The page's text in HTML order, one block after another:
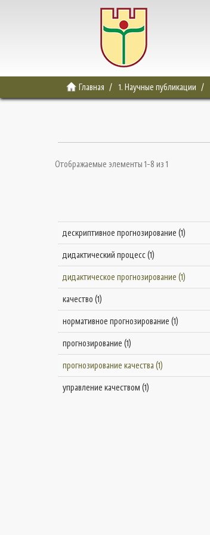
Главная 1. Научные публикации
Отображаемые элементы 1-8 из 1
дескриптивное прогнозирование (1)
дидактический процесс (1)
дидактическое прогнозирование (1)
качество (1)
нормативное прогнозирование (1)
прогнозирование (1)
прогнозирование качества (1)
управление качеством (1)